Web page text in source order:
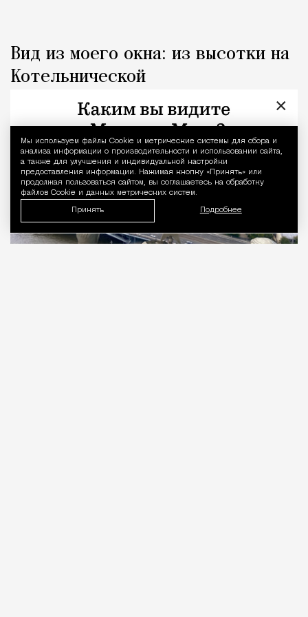
Уведомление
Мы используем файлы Сookie и метрические системы для сбора и
анализа информации о производительности и использовании сайта,
а также для улучшения и индивидуальной настройки
предоставления информации. Нажимая кнопку «Принять» или
продолжая пользоваться сайтом, вы соглашаетесь на обработку
файлов Cookie и данных метрических систем.
Принять Подробнее
Вид из моего окна: из высотки на
Котельнической
Наталья Журавлева ×